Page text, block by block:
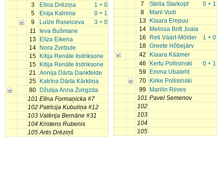
3
1 + 0
Elīna Drēziņa
5
0 + 1
Enija Kalniņa
9
3 + 0
Luīze Raseiceva
11
Ieva Bušmane
13
Elīza Eikena
14
Nora Zvirbule
15
Kitija Renāte Indriksone
15
Kitija Renāte Indriksone
21 Annija Dārta Dankfelde
25
Katrīna Dārta Kārkliņa
80
Džulija Anna Zvirgzda
101 Elīna Formaņicka #7
102 Patrīcija Kubuliņa #12
103 Valērija Bernāne #31
104 Kristens Rubenis
105 Artis Drēziņš
7
0 + 1
Stella Starkopf
8
Marii Vodi
13
Klaara Erepuu
14
Melissa Britt Joala
16
1 + 0
Reti Väärt-Mölder
18 Greete Hõbejärv
42
Klaara Käämer
46
0 + 1
Kertu Pollisinski
59
Emma Ubaleht
70
Kirke Pollisinski
99
Marilin Riives
101 Pavel Semenov
102
103
104
105